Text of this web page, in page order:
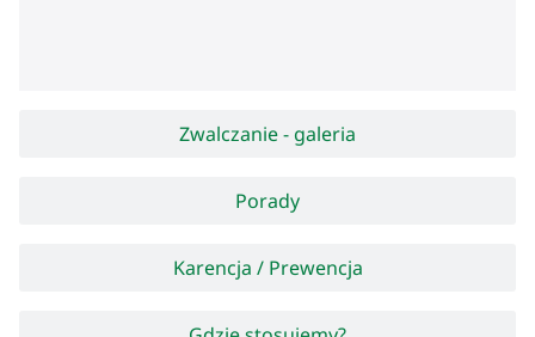
Zwalczanie - galeria
Porady
Karencja / Prewencja